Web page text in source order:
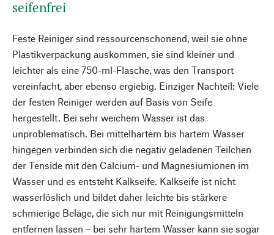
seifenfrei
Feste Reiniger sind ressourcenschonend, weil sie ohne
Plastikverpackung auskommen, sie sind kleiner und
leichter als eine 750-ml-Flasche, was den Transport
vereinfacht, aber ebenso ergiebig. Einziger Nachteil: Viele
der festen Reiniger werden auf Basis von Seife
hergestellt. Bei sehr weichem Wasser ist das
unproblematisch. Bei mittelhartem bis hartem Wasser
hingegen verbinden sich die negativ geladenen Teilchen
der Tenside mit den Calcium- und Magnesiumionen im
Wasser und es entsteht Kalkseife. Kalkseife ist nicht
wasserlöslich und bildet daher leichte bis stärkere
schmierige Beläge, die sich nur mit Reinigungsmitteln
entfernen lassen – bei sehr hartem Wasser kann sie sogar